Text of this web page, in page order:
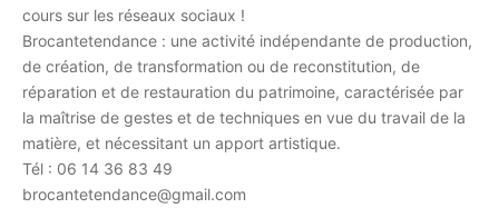
cours sur les réseaux sociaux !
Brocantetendance : une activité indépendante de production,
de création, de transformation ou de reconstitution, de
réparation et de restauration du patrimoine, caractérisée par
la maîtrise de gestes et de techniques en vue du travail de la
matière, et nécessitant un apport artistique.
Tél : 06 14 36 83 49
brocantetendance@gmail.com